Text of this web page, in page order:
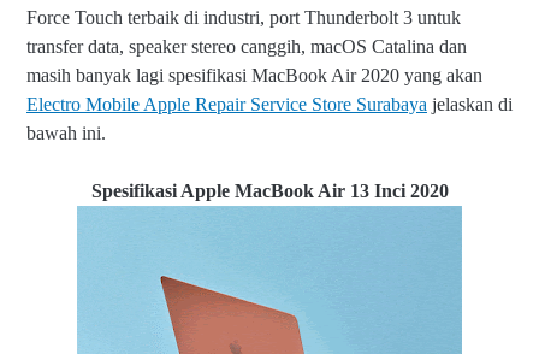
Force Touch terbaik di industri, port Thunderbolt 3 untuk
transfer data, speaker stereo canggih, macOS Catalina dan
masih banyak lagi spesifikasi MacBook Air 2020 yang akan
Electro Mobile Apple Repair Service Store Surabaya jelaskan di
bawah ini.
Spesifikasi Apple MacBook Air 13 Inci 2020